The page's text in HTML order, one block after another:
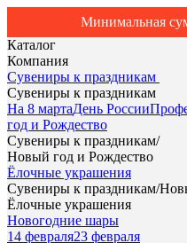
Минимальная
Каталог
Компания
Сувениры к праздникам
Сувениры к праздникам
На 8 мартаДень России
год и Рождество
Сувениры к праздникам/
Новый год и Рождество
Ёлочные украшения
Сувениры к праздникам/
Ёлочные украшения
Новогодние шары
14 февраля23 февраля